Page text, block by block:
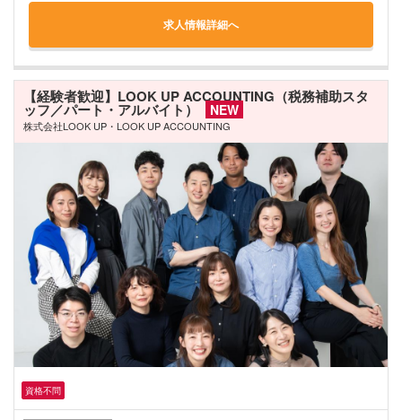
求人情報詳細へ
【経験者歓迎】LOOK UP ACCOUNTING（税務補助スタ
ッフ／パート・アルバイト） NEW
株式会社LOOK UP・LOOK UP ACCOUNTING
資格不問